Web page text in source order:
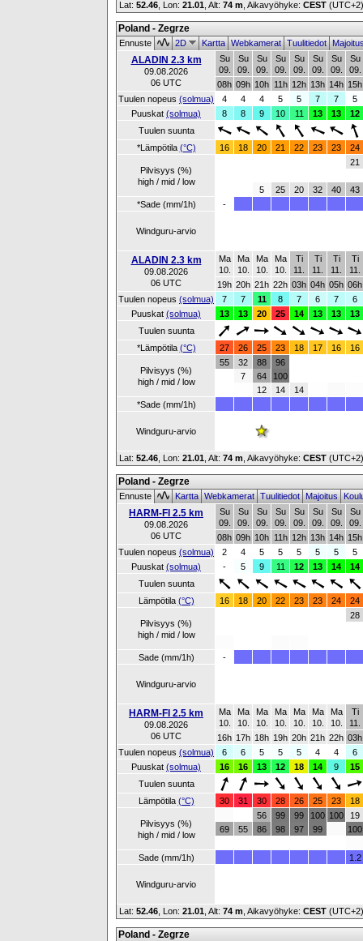
Lat: 52.46 , Lon: 21.01 Alt: 74 m , Aikavyöhyke: CEST
Poland - Zegrze
Ennuste 2D KarttaWebkameratTuulitiedot
ALADIN 2.3 km
09.08.2026
06 UTC
Su
09.
Su
09.
Su
09.
Su
09.
Su
09.
Su
09.
Su
09.
Su
09.
08h 09h 10h 11h 12h 13h 14h 15h
Tuulen nopeus (solmua) 4 4 4 5 5 7 7
5
Puuskat (solmua) 8 8 9 10 11 13 13
12
Tuulen suunta
*Lämpötila (°C) 16 18 20 21 22 23 23 24
Pilvisyys (%)
high / mid / low
5
25 20 32 40
21
43
*Sade (mm/1h)
-
Windguru-arvio
ALADIN 2.3 km
09.08.2026
06 UTC
Ma
10.
Ma
10.
Ma
10.
Ma
10.
Ti
11.
Ti
11.
Ti
11.
Ti
11.
19h 20h 21h 22h 03h 04h 05h 06h
Tuulen nopeus (solmua) 7 7 11 8 7 6 7
6
Puuskat (solmua) 13 13 20 25 14 13 13
13
Tuulen suunta
*Lämpötila (°C) 27 26 25 23 18 17 16 16
Pilvisyys (%)
high / mid / low
55
32
7
88
64
12
96
100
14
14
*Sade (mm/1h)
Windguru-arvio
Lat: 52.46 , Lon: 21.01 Alt: 74 m , Aikavyöhyke: CEST
Poland - Zegrze
Ennuste KarttaWebkameratTuulitiedotMajoitus
HARM-FI 2.5 km
09.08.2026
06 UTC
Su
09.
Su
09.
Su
09.
Su
09.
Su
09.
Su
09.
Su
09.
Su
09.
08h 09h 10h 11h 12h 13h 14h 15h
Tuulen nopeus (solmua) 2 4 5 5 5 5 5
5
Puuskat (solmua) - 5 9 11 12 13 14
14
Tuulen suunta
Lämpötila (°C) 16 18 20 22 23 23 24 24
Pilvisyys (%)
high / mid / low
28
Sade (mm/1h) -
Windguru-arvio
HARM-FI 2.5 km
09.08.2026
06 UTC
Ma
10.
Ma
10.
Ma
10.
Ma
10.
Ma
10.
Ma
10.
Ma
10.
Ti
11.
16h 17h 18h 19h 20h 21h 22h 03h
Tuulen nopeus (solmua) 6 6 5 5 5 4 4
6
Puuskat (solmua) 16 16 13 12 18 14 9
15
Tuulen suunta
Lämpötila (°C) 30 31 30 28 26 25 23 18
Pilvisyys (%)
high / mid / low
69 55
56
86
99
98
99
97
100
99
100
19
100
Sade (mm/1h) 1.2
Windguru-arvio
Lat: 52.46 , Lon: 21.01 Alt: 74 m , Aikavyöhyke: CEST
Poland - Zegrze